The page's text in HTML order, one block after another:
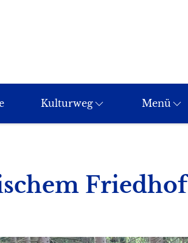
Kulturweg Menü
Friedhof